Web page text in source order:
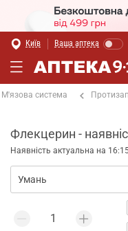
Київ Ваша аптека
М'язова система
Флекцерин -
Наявність актуальна на